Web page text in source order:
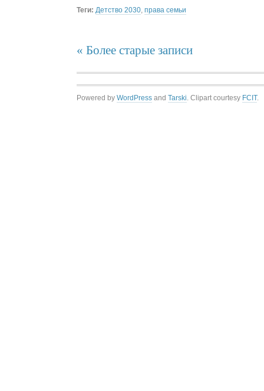
Теги: Детство 2030 права семьи
« Более старые записи
Powered by WordPress and Tarski. Clipart courtesy FCIT.